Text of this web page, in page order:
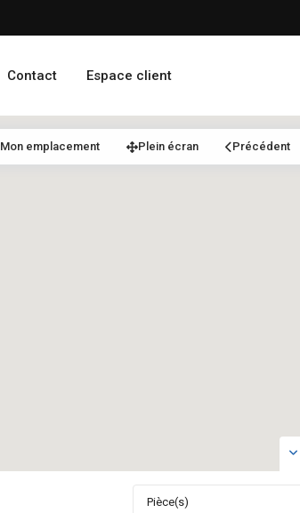
Contact Espace client
Mon emplacement Plein écran Précédent
Pièce(s)